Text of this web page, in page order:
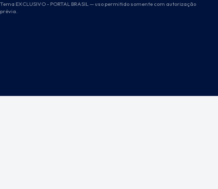
Tema EXCLUSIVO - PORTAL BRASIL — uso permitido somente com autorização
prévia.